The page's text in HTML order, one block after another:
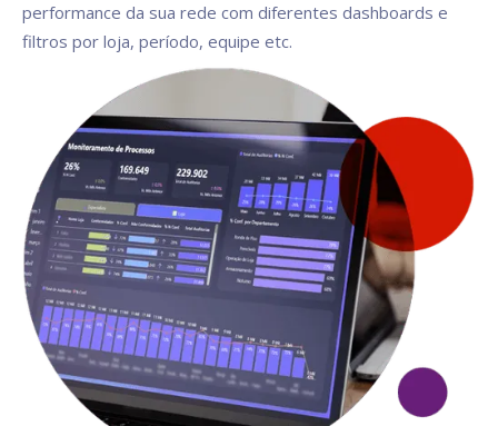
performance da sua rede com diferentes dashboards e
filtros por loja, período, equipe etc.